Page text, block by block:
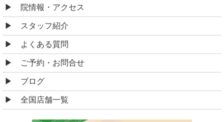
院情報・アクセス
スタッフ紹介
よくある質問
ご予約・お問合せ
ブログ
全国店舗一覧